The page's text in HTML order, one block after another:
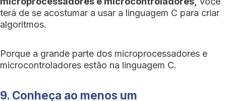
terá de se acostumar a usar a linguagem C para criar
algoritmos.
Porque a grande parte dos microprocessadores e
microcontroladores estão na linguagem C.
9. Conheça ao menos um